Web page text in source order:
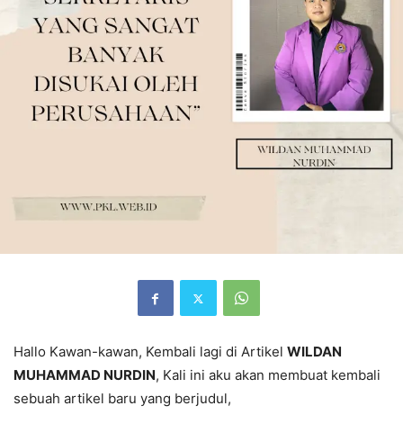
Hallo Kawan-kawan, Kembali lagi di Artikel WILDAN
MUHAMMAD NURDIN, Kali ini aku akan membuat kembali
sebuah artikel baru yang berjudul,